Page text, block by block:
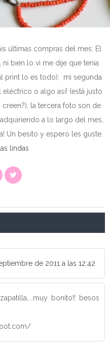
últimas compras del mes: El
ni bien lo vi me dije que tenia
print lo es todo); mi segunda
o algo así! (está justo
la tercera foto son de
a lo largo del mes,
Un besito y espero les guste.
lindas
de 2011 a las 12:42
bonito!! besos